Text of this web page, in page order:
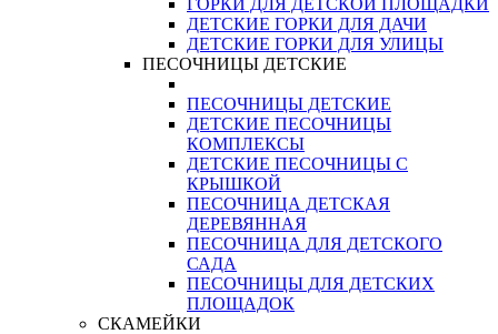
ГОРКИ ДЛЯ ДЕТСКОЙ ПЛОЩАДКИ
ДЕТСКИЕ ГОРКИ ДЛЯ ДАЧИ
ДЕТСКИЕ ГОРКИ ДЛЯ УЛИЦЫ
ПЕСОЧНИЦЫ ДЕТСКИЕ
ПЕСОЧНИЦЫ ДЕТСКИЕ
ДЕТСКИЕ ПЕСОЧНИЦЫ
КОМПЛЕКСЫ
ДЕТСКИЕ ПЕСОЧНИЦЫ С
КРЫШКОЙ
ПЕСОЧНИЦА ДЕТСКАЯ
ДЕРЕВЯННАЯ
ПЕСОЧНИЦА ДЛЯ ДЕТСКОГО
САДА
ПЕСОЧНИЦЫ ДЛЯ ДЕТСКИХ
ПЛОЩАДОК
СКАМЕЙКИ